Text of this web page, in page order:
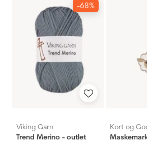
-68%
Viking Garn
Trend Merino - outlet
Kort og